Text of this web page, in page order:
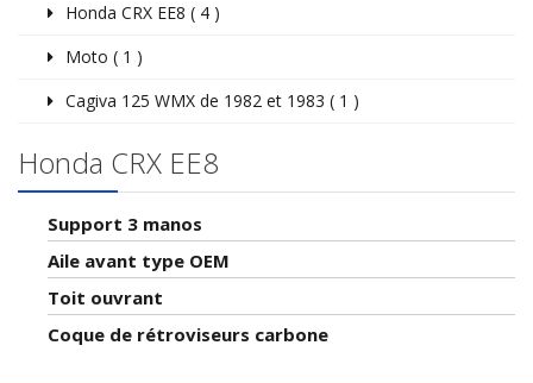
Honda CRX EE8 ( 4 )
Moto ( 1 )
Cagiva 125 WMX de 1982 et 1983 ( 1 )
Honda CRX EE8
Support 3 manos
Aile avant type OEM
Toit ouvrant
Coque de rétroviseurs carbone